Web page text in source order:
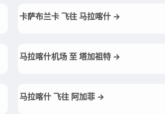
卡萨布兰卡 飞往 马拉喀什 →
马拉喀什机场 至 塔加祖特 →
马拉喀什 飞往 阿加菲 →